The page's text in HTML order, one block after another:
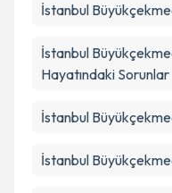
İstanbul
İstanbul
Hayatındaki Sorunlar
İstanbul
İstanbul